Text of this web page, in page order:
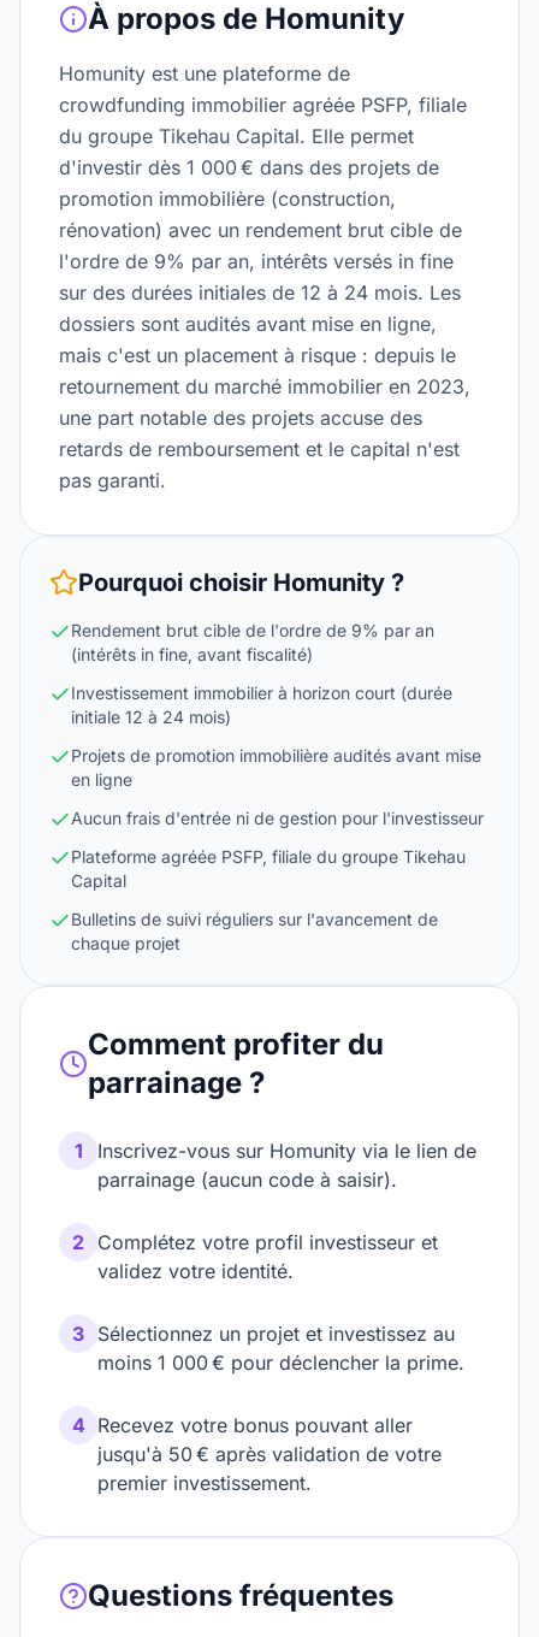
À propos de Homunity
Homunity est une plateforme de
crowdfunding immobilier agréée PSFP, filiale
du groupe Tikehau Capital. Elle permet
d'investir dès 1 000 € dans des projets de
promotion immobilière (construction,
rénovation) avec un rendement brut cible de
l'ordre de 9% par an, intérêts versés in fine
sur des durées initiales de 12 à 24 mois. Les
dossiers sont audités avant mise en ligne,
mais c'est un placement à risque : depuis le
retournement du marché immobilier en 2023,
une part notable des projets accuse des
retards de remboursement et le capital n'est
pas garanti.
Comment profiter du
parrainage ?
1
Inscrivez-vous sur Homunity via le lien de
parrainage (aucun code à saisir).
2 Complétez votre profil investisseur et
validez votre identité.
3 Sélectionnez un projet et investissez au
moins 1 000 € pour déclencher la prime.
4 Recevez votre bonus pouvant aller
jusqu'à 50 € après validation de votre
premier investissement.
Questions fréquentes
Pourquoi choisir Homunity ?
Rendement brut cible de l'ordre de 9% par an
(intérêts in fine, avant fiscalité)
Investissement immobilier à horizon court (durée
initiale 12 à 24 mois)
Projets de promotion immobilière audités avant mise
en ligne
Aucun frais d'entrée ni de gestion pour l'investisseur
Plateforme agréée PSFP, filiale du groupe Tikehau
Capital
Bulletins de suivi réguliers sur l'avancement de
chaque projet